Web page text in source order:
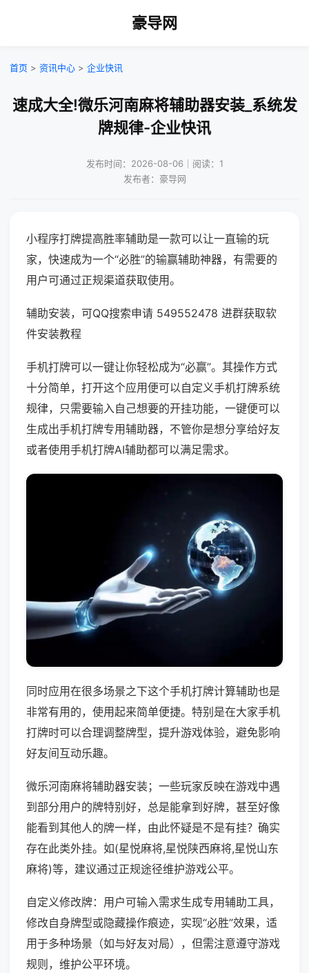
豪导网
首页 > 资讯中心 > 企业快讯
速成大全!微乐河南麻将辅助器安装_系统发
牌规律-企业快讯
发布时间：2026-08-06｜阅读：1
发布者：豪导网
小程序打牌提高胜率辅助是一款可以让一直输的玩
家，快速成为一个“必胜”的输赢辅助神器，有需要的
用户可通过正规渠道获取使用。
辅助安装，可QQ搜索申请 549552478 进群获取软
件安装教程
手机打牌可以一键让你轻松成为“必赢”。其操作方式
十分简单，打开这个应用便可以自定义手机打牌系统
规律，只需要输入自己想要的开挂功能，一键便可以
生成出手机打牌专用辅助器，不管你是想分享给好友
或者使用手机打牌AI辅助都可以满足需求。
同时应用在很多场景之下这个手机打牌计算辅助也是
非常有用的，使用起来简单便捷。特别是在大家手机
打牌时可以合理调整牌型，提升游戏体验，避免影响
好友间互动乐趣。
微乐河南麻将辅助器安装；一些玩家反映在游戏中遇
到部分用户的牌特别好，总是能拿到好牌，甚至好像
能看到其他人的牌一样，由此怀疑是不是有挂？确实
存在此类外挂。如(星悦麻将,星悦陕西麻将,星悦山东
麻将)等，建议通过正规途径维护游戏公平。
自定义修改牌：用户可输入需求生成专用辅助工具，
修改自身牌型或隐藏操作痕迹，实现“必胜”效果，适
用于多种场景（如与好友对局），但需注意遵守游戏
规则，维护公平环境。